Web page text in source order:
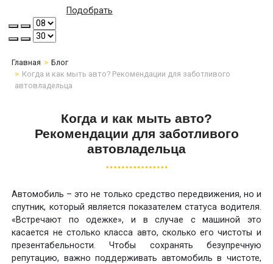
Подобрать
Главная
Блог
Когда и как мыть авто? Рекомендации для заботливого
автовладельца
Когда и как мыть авто?
Рекомендации для заботливого
автовладельца
Автомобиль – это не только средство передвижения, но и
спутник, который является показателем статуса водителя.
«Встречают по одежке», и в случае с машиной это
касается не столько класса авто, сколько его чистоты и
презентабельности. Чтобы сохранять безупречную
репутацию, важно поддерживать автомобиль в чистоте,